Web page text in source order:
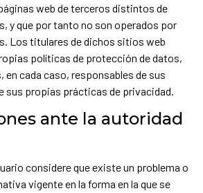
web de terceros distintos de
y que por tanto no son operados por
Los titulares de dichos sitios web
políticas de protección de datos,
en cada caso, responsables de sus
sus propias prácticas de privacidad.
ante la autoridad
considere que existe un problema o
vigente en la forma en la que se